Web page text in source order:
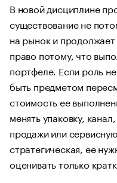
В новой дисциплине
существование не
на рынок и
право потому, что
портфеле. Если роль
быть предметом
стоимость ее
менять упаковку,
продажи или
стратегическая, ее
оценивать только